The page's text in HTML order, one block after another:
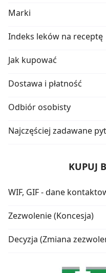
Marki
Indeks leków na receptę
Jak kupować
Dostawa i płatność
Odbiór osobisty
Najczęściej zadawane
KUPUJ
WIF, GIF - dane
Zezwolenie (Koncesja)
Decyzja (Zmiana